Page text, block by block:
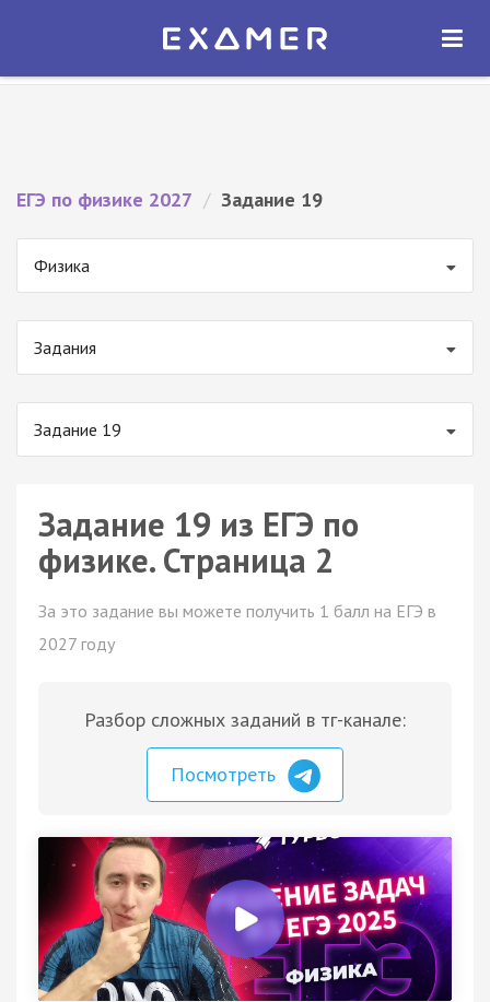
Экзамер — ЕГЭ 2027
ОТКРЫТЬ
ЕГЭ по физике 2027 / Задание 19
Физика
Задания
Задание 19
Задание 19 из ЕГЭ по
физике. Страница 2
За это задание вы можете получить 1 балл на ЕГЭ в
2027 году
Разбор сложных заданий в тг-канале:
Посмотреть